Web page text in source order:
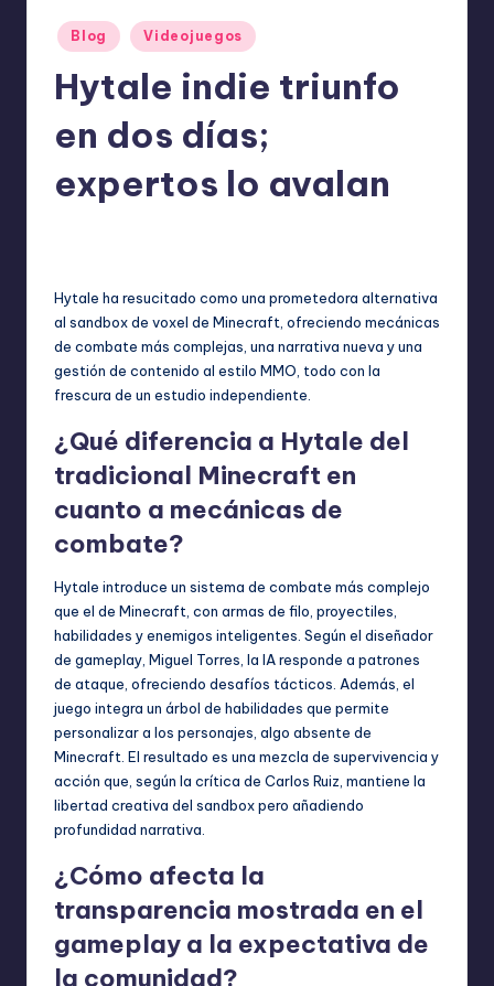
Publicado
en
Blog Videojuegos
Hytale indie triunfo
en dos días;
expertos lo avalan
Hytale ha resucitado como una prometedora alternativa
al sandbox de voxel de Minecraft, ofreciendo mecánicas
de combate más complejas, una narrativa nueva y una
gestión de contenido al estilo MMO, todo con la
frescura de un estudio independiente.
¿Qué diferencia a Hytale del
tradicional Minecraft en
cuanto a mecánicas de
combate?
Hytale introduce un sistema de combate más complejo
que el de Minecraft, con armas de filo, proyectiles,
habilidades y enemigos inteligentes. Según el diseñador
de gameplay, Miguel Torres, la IA responde a patrones
de ataque, ofreciendo desafíos tácticos. Además, el
juego integra un árbol de habilidades que permite
personalizar a los personajes, algo absente de
Minecraft. El resultado es una mezcla de supervivencia y
acción que, según la crítica de Carlos Ruiz, mantiene la
libertad creativa del sandbox pero añadiendo
profundidad narrativa.
¿Cómo afecta la
transparencia mostrada en el
gameplay a la expectativa de
la comunidad?